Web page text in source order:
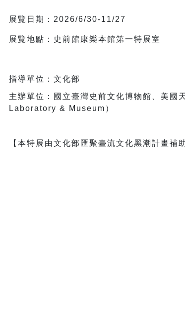
展覽日期：2026/6/30-11/27
展覽地點：史前館康樂本館第一特展室
指導單位：文化部
主辦單位：國立臺灣史前文化博物館、美
Laboratory & Museum）
【本特展由文化部匯聚臺流文化黑潮計畫補